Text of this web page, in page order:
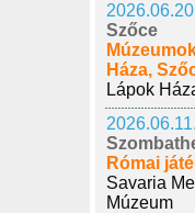
Szőce
Háza,
Lápok
Római
Savaria
Múzeum